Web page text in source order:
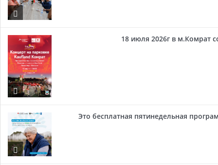
18 июля 2026г в м.Комрат
Это бесплатная пятинедельная